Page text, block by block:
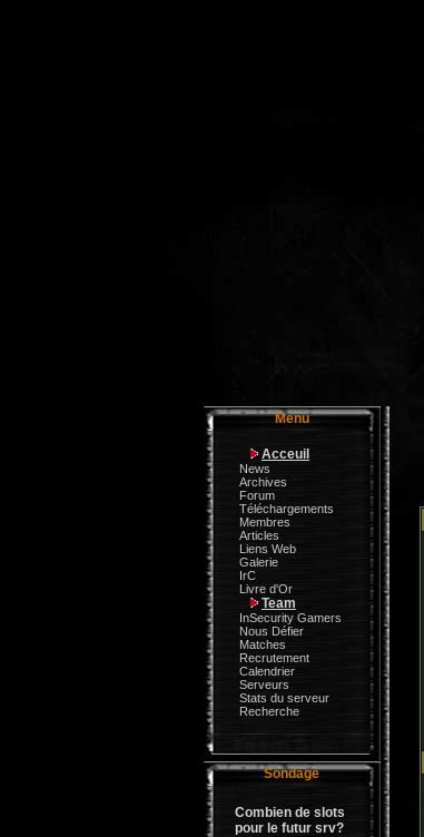
Menu
Acceuil
News
Archives
Forum
Téléchargements
Membres
Articles
Liens Web
Galerie
IrC
Livre d'Or
Team
InSecurity Gamers
Nous Défier
Matches
Recrutement
Calendrier
Serveurs
Stats du serveur
Recherche
Sondage
Combien de slots
pour le futur srv?